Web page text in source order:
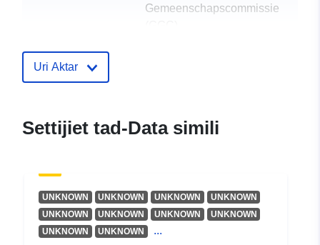
Gemeenschapscommissie
Aġġornat fuq data.europa.eu:
Spazjali: Koordinati: [ [ 4.24, 50.92 ], [
4.48, 50.92 ], [ 4.48, 50.76 ], [
Uri Aktar
Settijiet tad-Data simili
UNKNOWN UNKNOWN UNKNOWN
UNKNOWN
UNKNOWN
UNKNOWN UNKNOWN
UNKNOWN
UNKNOWN
UNKNOWN ...